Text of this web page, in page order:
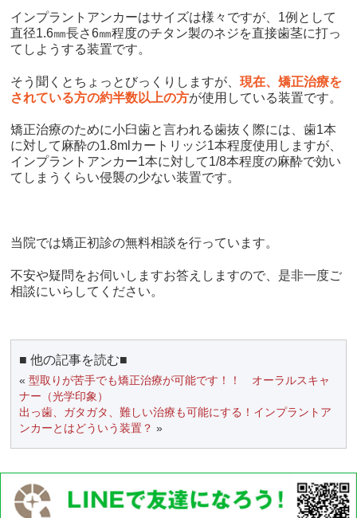
インプラントアンカーはサイズは様々ですが、1例として
直径1.6㎜長さ6㎜程度のチタン製のネジを直接歯茎に打っ
てしようする装置です。
そう聞くとちょっとびっくりしますが、現在、矯正治療を
されている方の約半数以上の方が使用している装置です。
矯正治療のために小臼歯と言われる歯抜く際には、歯1本
に対して麻酔の1.8mlカートリッジ1本程度使用しますが、
インプラントアンカー1本に対して1/8本程度の麻酔で効い
てしまうくらい侵襲の少ない装置です。
当院では矯正初診の無料相談を行っています。
不安や疑問をお伺いしますお答えしますので、是非一度ご
相談にいらしてください。
■ 他の記事を読む■
«型取りが苦手でも矯正治療が可能です！！ オーラルスキャ
ナー（光学印象）
出っ歯、ガタガタ、難しい治療も可能にする！インプラントア
ンカーとはどういう装置？ »